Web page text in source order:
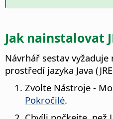
Jak nainstalovat
Návrhář sestav
prostředí jazyka Java
Zvolte Nástroje -
Pokročilé.